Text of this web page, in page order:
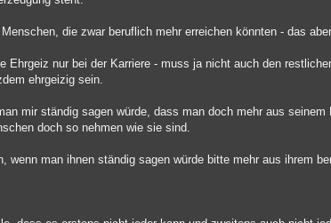
die zwar beruflich mehr erreichen könnten - das
Ehrgeiz nur bei der Karriere - muss ja nicht auch den
ehrgeizig sein.
mir ständig sagen würde, dass man doch mehr aus
doch so nehmen wie sie sind.
wenn man ihnen ständig sagen würde bitte mehr aus ihrem